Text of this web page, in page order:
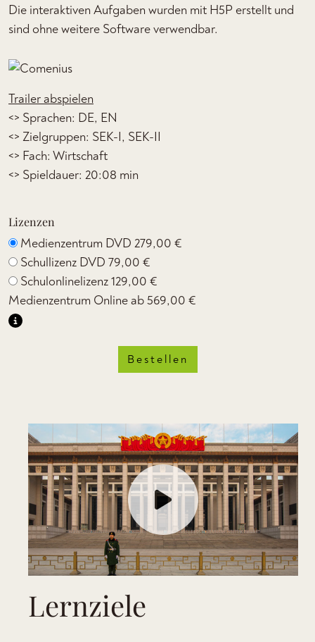
Die interaktiven Aufgaben wurden mit H5P erstellt und
sind ohne weitere Software verwendbar.
Trailer abspielen
<> Sprachen: DE, EN
<> Zielgruppen: SEK-I, SEK-II
<> Fach: Wirtschaft
<> Spieldauer: 20:08 min
Lizenzen
Medienzentrum DVD 279,00 €
Schullizenz DVD 79,00 €
Schulonlinelizenz129,00 €
Medienzentrum Online ab569,00 €
Bestellen
Lernziele